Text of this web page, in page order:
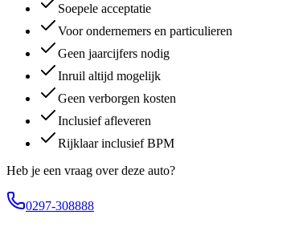
Soepele acceptatie
Voor ondernemers en particulieren
Geen jaarcijfers nodig
Inruil altijd mogelijk
Geen verborgen kosten
Inclusief afleveren
Rijklaar inclusief BPM
Heb je een vraag over deze auto?
0297-308888